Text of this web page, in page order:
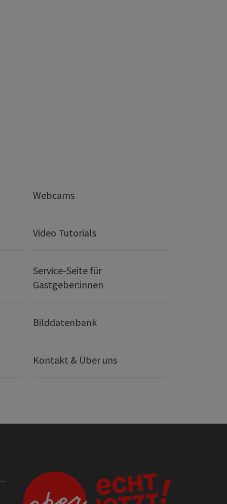
Webcams
Video Tutorials
Service-Seite für
Gastgeber:innen
Bilddatenbank
Kontakt & Über uns